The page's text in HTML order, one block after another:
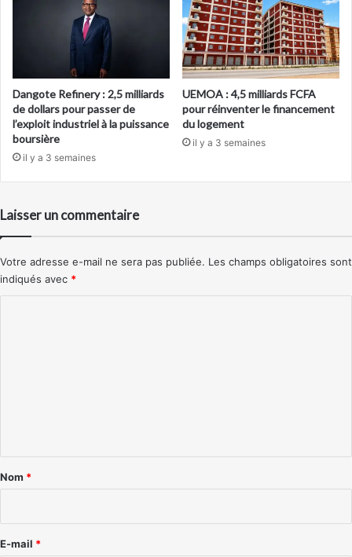
Dangote Refinery : 2,5 milliards
de dollars pour passer de
l’exploit industriel à la puissance
boursière
il y a 3 semaines
UEMOA : 4,5 milliards FCFA
pour réinventer le financement
du logement
il y a 3 semaines
Laisser un commentaire
Votre adresse e-mail ne sera pas publiée. Les champs obligatoires sont
indiqués avec *
a
e
Nom *
E-mail *